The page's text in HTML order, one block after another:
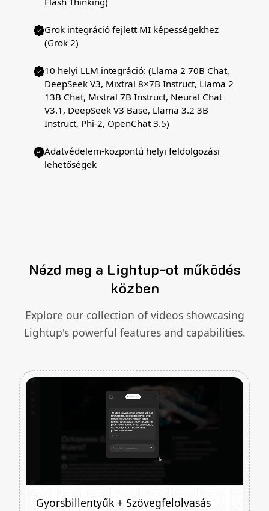
Grok integráció fejlett MI képességekhez
(Grok 2)
10 helyi LLM integráció: (Llama 2 70B Chat,
DeepSeek V3, Mixtral 8×7B Instruct, Llama 2
13B Chat, Mistral 7B Instruct, Neural Chat
V3.1, DeepSeek V3 Base, Llama 3.2 3B
Instruct, Phi-2, OpenChat 3.5)
Adatvédelem-központú helyi feldolgozási
lehetőségek
Nézd meg a Lightup-ot működés
közben
Explore our collection of videos showcasing
Lightup's powerful features and capabilities.
Gyorsbillentyűk + Szövegfelolvasás